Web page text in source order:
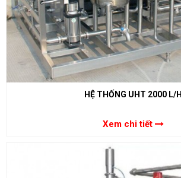
HỆ THỐNG UHT 2000 L/H
Xem chi tiết